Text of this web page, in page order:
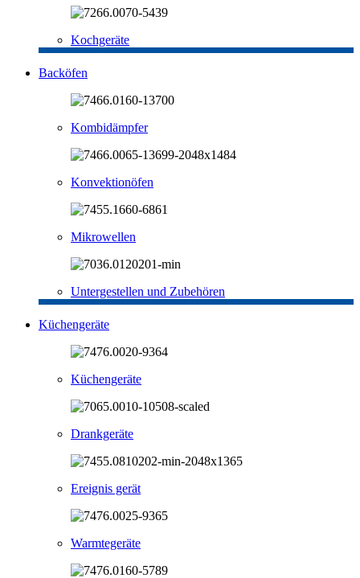
Kochgeräte
Backöfen
Kombidämpfer
Konvektionöfen
Mikrowellen
Untergestellen und Zubehören
Küchengeräte
Küchengeräte
Drankgeräte
Ereignis gerät
Warmtegeräte